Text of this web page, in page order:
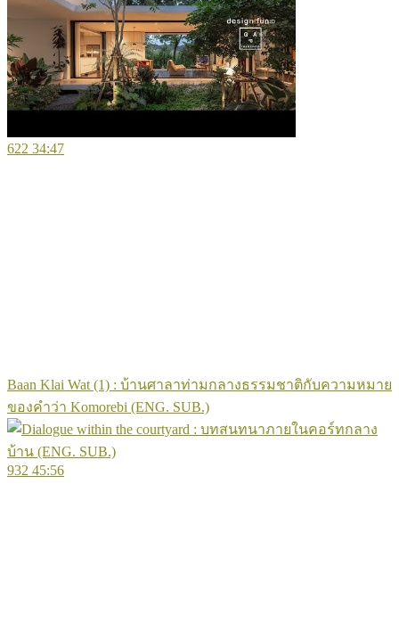
622 34:47
Baan Klai Wat (1) : บ้านศาลาท่ามกลางธรรมชาติกับความหมาย
ของคำว่า Komorebi (ENG. SUB.)
932 45:56